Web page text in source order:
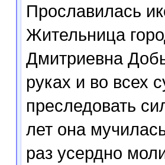
Прославилась
Жительница
Дмитриевна
руках и во всех
преследовать
лет она
раз усердно